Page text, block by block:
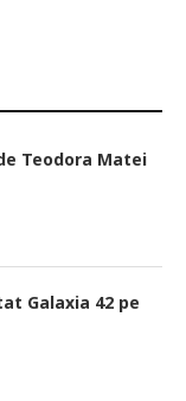
Teodora Matei
Galaxia 42 pe